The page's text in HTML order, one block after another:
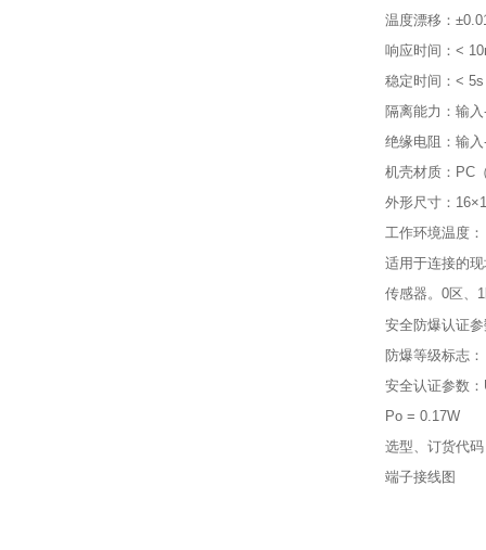
温度漂移：
响应时间：<
稳定时间：< 5s
隔离能力：输
绝缘电阻：输
机壳材质：PC
外形尺寸：
工作环境温度
适用于连接的
传感器。0区、
安全防爆认证
防爆等级标志
安全认证参
Po =
选型、订货代码
端子接线图